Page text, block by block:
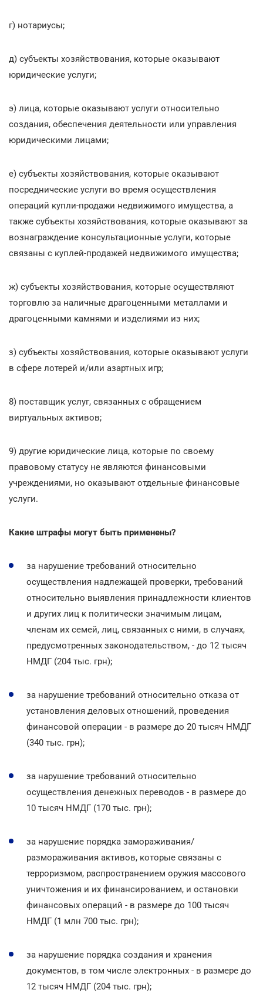
г) нотариусы;
д) субъекты хозяйствования, которые оказывают
юридические услуги;
э) лица, которые оказывают услуги относительно
создания, обеспечения деятельности или управления
юридическими лицами;
е) субъекты хозяйствования, которые оказывают
посреднические услуги во время осуществления
операций купли-продажи недвижимого имущества, а
также субъекты хозяйствования, которые оказывают за
вознаграждение консультационные услуги, которые
связаны с куплей-продажей недвижимого имущества;
ж) субъекты хозяйствования, которые осуществляют
торговлю за наличные драгоценными металлами и
драгоценными камнями и изделиями из них;
з) субъекты хозяйствования, которые оказывают услуги
в сфере лотерей и/или азартных игр;
8) поставщик услуг, связанных с обращением
виртуальных активов;
9) другие юридические лица, которые по своему
правовому статусу не являются финансовыми
учреждениями, но оказывают отдельные финансовые
услуги.
Какие штрафы могут быть применены?
за нарушение требований относительно
осуществления надлежащей проверки, требований
относительно выявления принадлежности клиентов
и других лиц к политически значимым лицам,
членам их семей, лиц, связанных с ними, в случаях,
предусмотренных законодательством, - до 12 тысяч
НМДГ (204 тыс. грн);
за нарушение требований относительно отказа от
установления деловых отношений, проведения
финансовой операции - в размере до 20 тысяч НМДГ
(340 тыс. грн);
за нарушение требований относительно
осуществления денежных переводов - в размере до
10 тысяч НМДГ (170 тыс. грн);
за нарушение порядка замораживания/
размораживания активов, которые связаны с
терроризмом, распространением оружия массового
уничтожения и их финансированием, и остановки
финансовых операций - в размере до 100 тысяч
НМДГ (1 млн 700 тыс. грн);
за нарушение порядка создания и хранения
документов, в том числе электронных - в размере до
12 тысяч НМДГ (204 тыс. грн);